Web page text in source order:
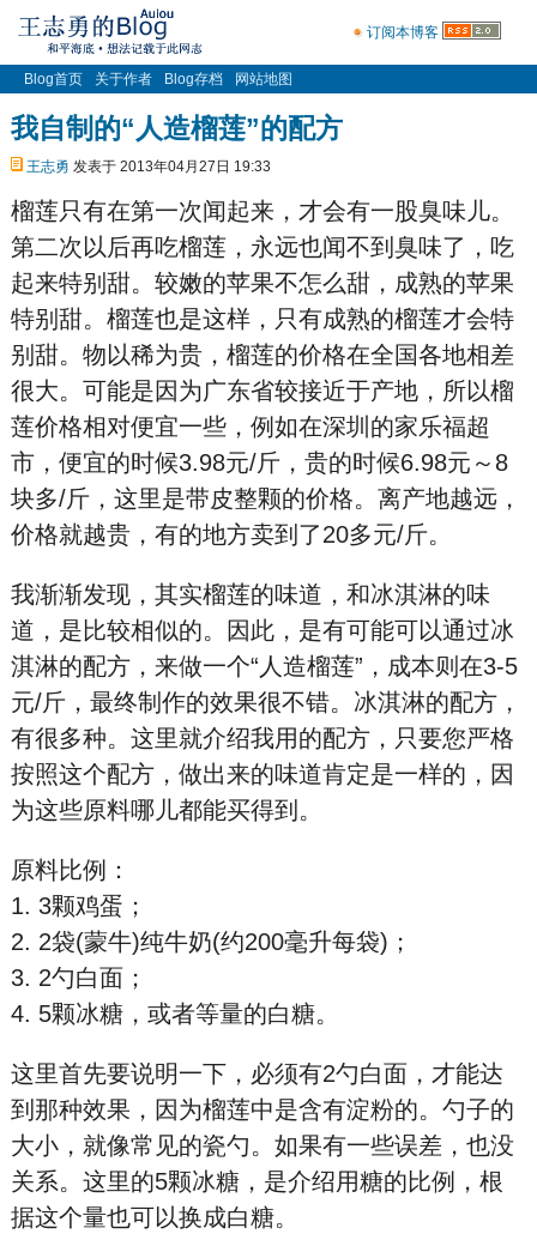
订阅本博客
Blog首页 关于作者 Blog存档 网站地图
我自制的“人造榴莲”的配方
王志勇 发表于 2013年04月27日 19:33
榴莲只有在第一次闻起来，才会有一股臭味儿。
第二次以后再吃榴莲，永远也闻不到臭味了，吃
起来特别甜。较嫩的苹果不怎么甜，成熟的苹果
特别甜。榴莲也是这样，只有成熟的榴莲才会特
别甜。物以稀为贵，榴莲的价格在全国各地相差
很大。可能是因为广东省较接近于产地，所以榴
莲价格相对便宜一些，例如在深圳的家乐福超
市，便宜的时候3.98元/斤，贵的时候6.98元～8
块多/斤，这里是带皮整颗的价格。离产地越远，
价格就越贵，有的地方卖到了20多元/斤。
我渐渐发现，其实榴莲的味道，和冰淇淋的味
道，是比较相似的。因此，是有可能可以通过冰
淇淋的配方，来做一个“人造榴莲”，成本则在3-5
元/斤，最终制作的效果很不错。冰淇淋的配方，
有很多种。这里就介绍我用的配方，只要您严格
按照这个配方，做出来的味道肯定是一样的，因
为这些原料哪儿都能买得到。
原料比例：
1. 3颗鸡蛋；
2. 2袋(蒙牛)纯牛奶(约200毫升每袋)；
3. 2勺白面；
4. 5颗冰糖，或者等量的白糖。
这里首先要说明一下，必须有2勺白面，才能达
到那种效果，因为榴莲中是含有淀粉的。勺子的
大小，就像常见的瓷勺。如果有一些误差，也没
关系。这里的5颗冰糖，是介绍用糖的比例，根
据这个量也可以换成白糖。